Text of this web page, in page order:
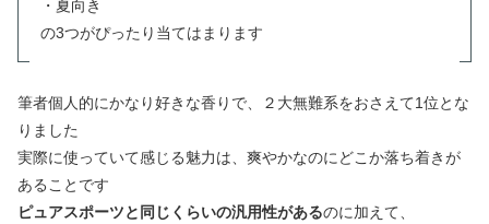
・夏向き
の3つがぴったり当てはまります
筆者個人的にかなり好きな香りで、２大無難系をおさえて1位とな
りました
実際に使っていて感じる魅力は、爽やかなのにどこか落ち着きが
あることです
ピュアスポーツと同じくらいの汎用性があるのに加えて、